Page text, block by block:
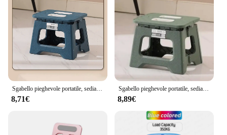
Sgabello pieghevole portatile, sedia da pesca pieghevole ultraleggera, sgabello da campeggio pieghevole per spiaggia, escursionismo, viaggio, sedia pieghevole
8,71€
Sgabello pieghevole portatile, sedia da pesca pieghevole ultraleggera, sgabello da campeggio pieghevole per spiaggia, escursionismo, viaggio, sedia pieghevole
8,89€